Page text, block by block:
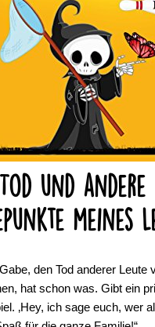
und andere
meines
den Tod anderer Leute
hat schon was. Gibt ein
‚Hey, ich sage euch, wer